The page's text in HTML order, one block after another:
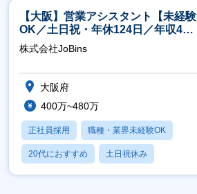
【大阪】営業アシスタント【未経験
OK／土日祝・年休124日／年収400
万～／転勤なし】
株式会社JoBins
大阪府
400万~480万
正社員採用 職種・業界未経験OK
20代におすすめ 土日祝休み
休日120日以上